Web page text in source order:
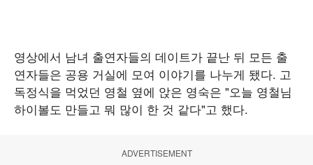
영상에서 남녀 출연자들의 데이트가 끝난 뒤 모든 출
연자들은 공용 거실에 모여 이야기를 나누게 됐다. 고
독정식을 먹었던 영철 옆에 앉은 영숙은 "오늘 영철님
하이볼도 만들고 뭐 많이 한 것 같다"고 했다.
ADVERTISEMENT